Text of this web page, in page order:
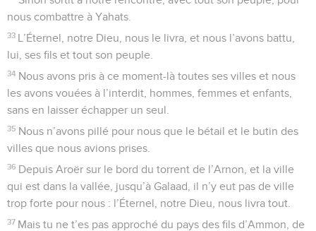
nous combattre à Yahats.
33 L’Éternel, notre Dieu, nous le livra, et nous l’avons battu,
lui, ses fils et tout son peuple.
34 Nous avons pris à ce moment-là toutes ses villes et nous
les avons vouées à l’interdit, hommes, femmes et enfants,
sans en laisser échapper un seul.
35 Nous n’avons pillé pour nous que le bétail et le butin des
villes que nous avions prises.
36 Depuis Aroër sur le bord du torrent de l’Arnon, et la ville
qui est dans la vallée, jusqu’à Galaad, il n’y eut pas de ville
trop forte pour nous : l’Éternel, notre Dieu, nous livra tout.
37 Mais tu ne t’es pas approché du pays des fils d’Ammon, de